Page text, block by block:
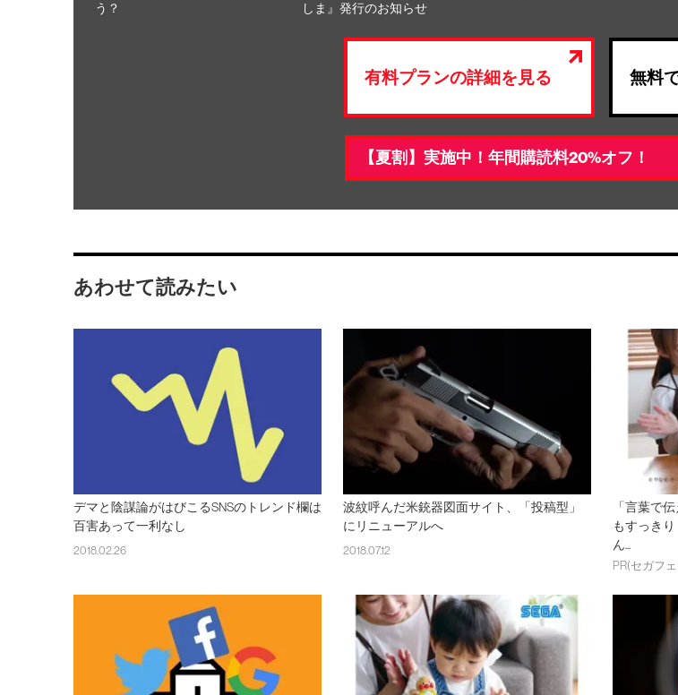
う？
しま』発行のお知らせ
有料プランの詳細を見る 無料
【夏割】実施中！年間購読料20%オフ！
あわせて読みたい
デマと陰謀論がはびこるSNSのトレンド欄は
百害あって一利なし
2018.02.26
波紋呼んだ米銃器図面サイト、「投稿型」
にリニューアルへ
2018.07.12
「言葉で
もすっき
ん...
PR(セガフ